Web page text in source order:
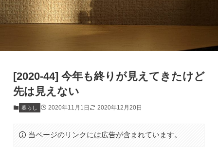
[2020-44] 今年も終りが見えてきたけど
先は見えない
暮らし 2020年11月1日 2020年12月20日
当ページのリンクには広告が含まれています。